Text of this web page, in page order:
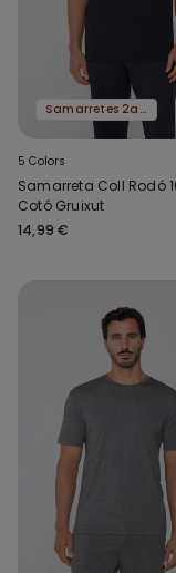
Samarretes 2a al -50%
5 Colors
Samarreta Coll Rodó
Cotó Gruixut
14,99 €